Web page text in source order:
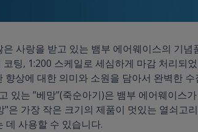
사랑을 받고 있는 뱀부 에어웨이스의 기
팅, 1:200 스케일로 세심하게 마감 처리되
향상에 대한 의미와 소원을 담아서 완벽한
있는 ”베망”(죽순아기)은 뱀부 에어웨이
"은 가장 작은 크기의 제품이 멋있는 열쇠고
데 사용할 수 있습니다.